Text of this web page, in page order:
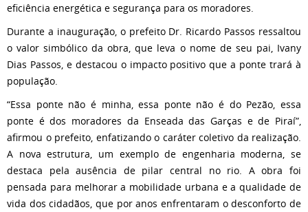
eficiência energética e segurança para os moradores.
Durante a inauguração, o prefeito Dr. Ricardo Passos ressaltou
o valor simbólico da obra, que leva o nome de seu pai, Ivany
Dias Passos, e destacou o impacto positivo que a ponte trará à
população.
“Essa ponte não é minha, essa ponte não é do Pezão, essa
ponte é dos moradores da Enseada das Garças e de Piraí”,
afirmou o prefeito, enfatizando o caráter coletivo da realização.
A nova estrutura, um exemplo de engenharia moderna, se
destaca pela ausência de pilar central no rio. A obra foi
pensada para melhorar a mobilidade urbana e a qualidade de
vida dos cidadãos, que por anos enfrentaram o desconforto de